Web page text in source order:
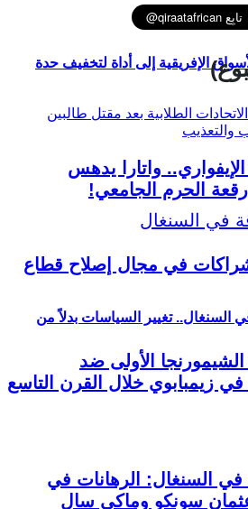
الإفريقية إلى أداة لتخفيف حدة
تغيير السياسات بدلاً من
واتارا يدهس
الحرم الجامعي!
في مجال إصلاح قطاع
الأولى ضد
في زيمبابوي خلال القرن التاسع
في السنغال: الرهانات في
سونكو وماكي سال